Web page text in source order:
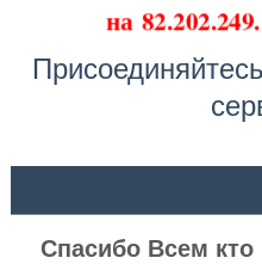
на
Спасибо Всем кто